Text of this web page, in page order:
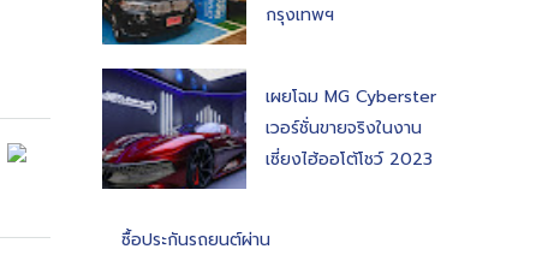
กรุงเทพฯ
เผยโฉม MG Cyberster
เวอร์ชั่นขายจริงในงาน
เซี่ยงไฮ้ออโต้โชว์ 2023
ซื้อประกันรถยนต์ผ่าน